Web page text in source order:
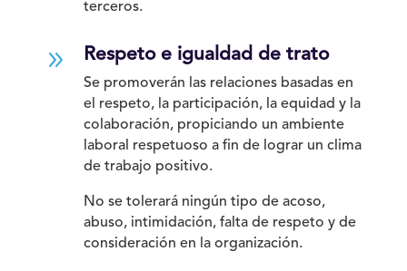
terceros.
9 Respeto e igualdad de trato
Se promoverán las relaciones basadas en
el respeto, la participación, la equidad y la
colaboración, propiciando un ambiente
laboral respetuoso a fin de lograr un clima
de trabajo positivo.
No se tolerará ningún tipo de acoso,
abuso, intimidación, falta de respeto y de
consideración en la organización.